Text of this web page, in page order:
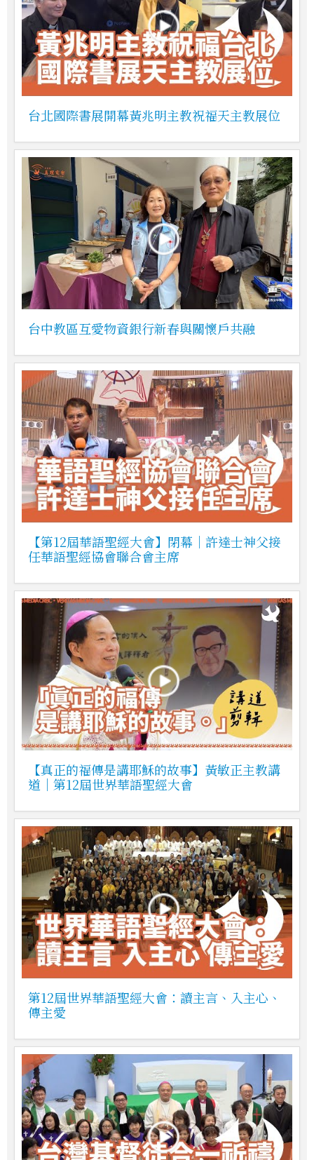
台北國際書展開幕黃兆明主教祝福天主教展位
台中教區互愛物資銀行新春與關懷戶共融
【第12屆華語聖經大會】閉幕｜許達士神父接
任華語聖經協會聯合會主席
【真正的福傳是講耶穌的故事】黃敏正主教講
道｜第12屆世界華語聖經大會
第12屆世界華語聖經大會：讀主言、入主心、
傳主愛